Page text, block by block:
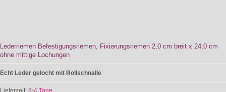
Lederriemen Befestigungsriemen, Fixierungsriemen 2,0 cm breit x 24,0 cm
ohne mittige Lochungen
Echt Leder gelocht mit Rollschnalle
Lieferzeit: 3-4 Tage